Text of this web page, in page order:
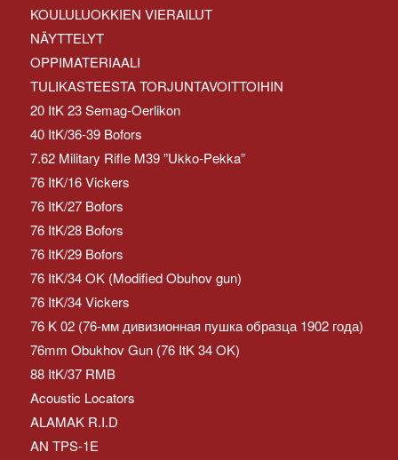
KOULULUOKKIEN VIERAILUT
NÄYTTELYT
OPPIMATERIAALI
TULIKASTEESTA TORJUNTAVOITTOIHIN
20 ItK 23 Semag-Oerlikon
40 ItK/36-39 Bofors
7.62 Military Rifle M39 ”Ukko-Pekka”
76 ItK/16 Vickers
76 ItK/27 Bofors
76 ItK/28 Bofors
76 ItK/29 Bofors
76 ItK/34 OK (Modified Obuhov gun)
76 ItK/34 Vickers
76 K 02 (76-мм дивизионная пушка образца 1902 года)
76mm Obukhov Gun (76 ItK 34 OK)
88 ItK/37 RMB
Acoustic Locators
ALAMAK R.I.D
AN TPS-1E